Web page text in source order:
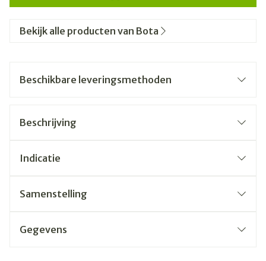
Bekijk alle producten van Bota
Beschikbare leveringsmethoden
Beschrijving
Indicatie
Samenstelling
Gegevens